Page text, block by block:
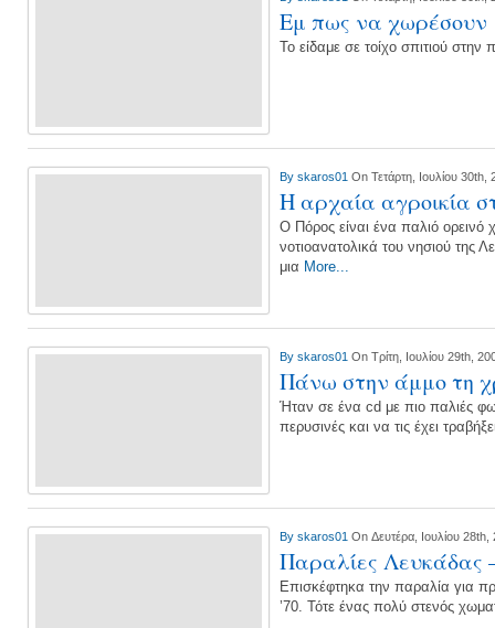
Εμ πως να χωρέσουν
Το είδαμε σε τοίχο σπιτιού
By skaros01 On Τετάρτη, Ιουλίου 30th,
Η αρχαία αγροικία
Ο Πόρος είναι ένα παλιό ορεινό
νοτιοανατολικά του νησιού της
μια More...
By skaros01 On Τρίτη, Ιουλίου 29th,
Πάνω στην άμμο τη
Ήταν σε ένα cd με πιο παλιές
περυσινές και να τις έχει
By skaros01 On Δευτέρα, Ιουλίου 28th,
Παραλίες Λευκάδας
Επισκέφτηκα την παραλία για
’70. Τότε ένας πολύ στενός